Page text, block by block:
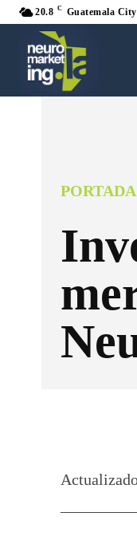
20.8 C Guatemala City
PORTADA